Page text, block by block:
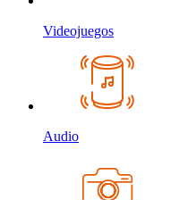
Videojuegos
Audio